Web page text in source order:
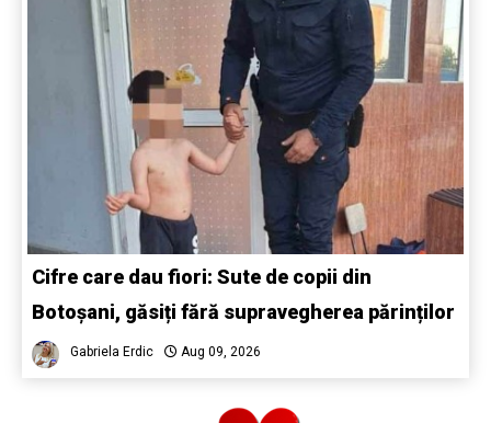
Cifre care dau fiori: Sute de copii din
Botoșani, găsiți fără supravegherea părinților
Gabriela Erdic Aug 09, 2026